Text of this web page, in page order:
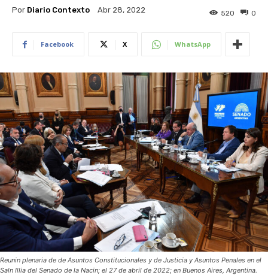
Por Diario Contexto Abr 28, 2022 0
520
Facebook X WhatsApp
Reunin plenaria de de Asuntos Constitucionales y de Justicia y Asuntos Penales en el
Saln Illia del Senado de la Nacin; el 27 de abril de 2022; en Buenos Aires, Argentina.